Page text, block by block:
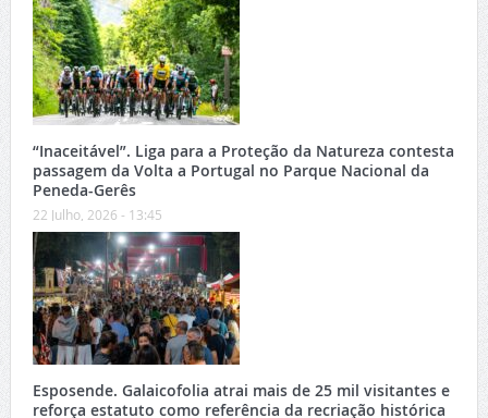
“Inaceitável”. Liga para a Proteção da Natureza contesta
passagem da Volta a Portugal no Parque Nacional da
Peneda-Gerês
22 Julho, 2026 - 13:45
Esposende. Galaicofolia atrai mais de 25 mil visitantes e
reforça estatuto como referência da recriação histórica